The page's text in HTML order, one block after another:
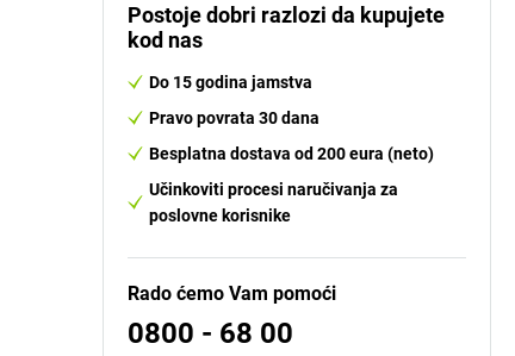
Postoje dobri razlozi da kupujete
kod nas
Do 15 godina jamstva
Pravo povrata 30 dana
Besplatna dostava od 200 eura (neto)
Učinkoviti procesi naručivanja za
poslovne korisnike
Rado ćemo Vam pomoći
0800 - 68 00